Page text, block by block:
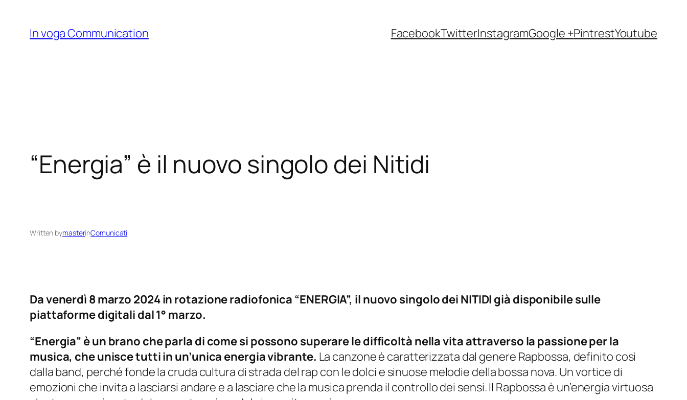
content
In voga Communication FacebookTwitterInstagramGoogle +PintrestYoutube
“Energia” è il nuovo singolo dei Nitidi
Written bymasterinComunicati
Da venerdì 8 marzo 2024 in rotazione radiofonica “ENERGIA”, il nuovo singolo dei NITIDI già disponibile sulle
piattaforme digitali dal 1° marzo.
“Energia” è un brano che parla di come si possono superare le difficoltà nella vita attraverso la passione per la
musica, che unisce tutti in un’unica energia vibrante. La canzone è caratterizzata dal genere Rapbossa, definito così
dalla band, perché fonde la cruda cultura di strada del rap con le dolci e sinuose melodie della bossa nova. Un vortice di
emozioni che invita a lasciarsi andare e a lasciare che la musica prenda il controllo dei sensi. Il Rapbossa è un’energia virtuosa